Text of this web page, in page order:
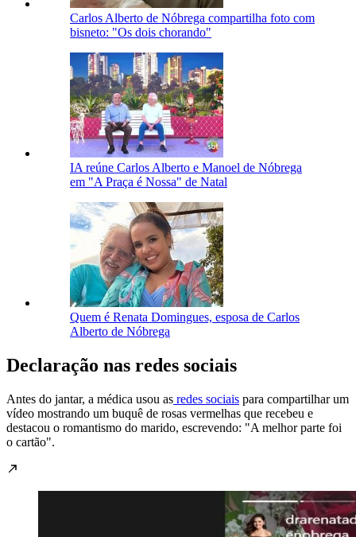
Carlos Alberto de Nóbrega compartilha foto com
bisneto: "Os dois chorando"
IA reúne Carlos Alberto e Manoel de Nóbrega
em "A Praça é Nossa" de Natal
Quem é Renata Domingues, esposa de Carlos
Alberto de Nóbrega
Declaração nas redes sociais
Antes do jantar, a médica usou as redes sociais para compartilhar um
vídeo mostrando um buquê de rosas vermelhas que recebeu e
destacou o romantismo do marido, escrevendo: "A melhor parte foi
o cartão".